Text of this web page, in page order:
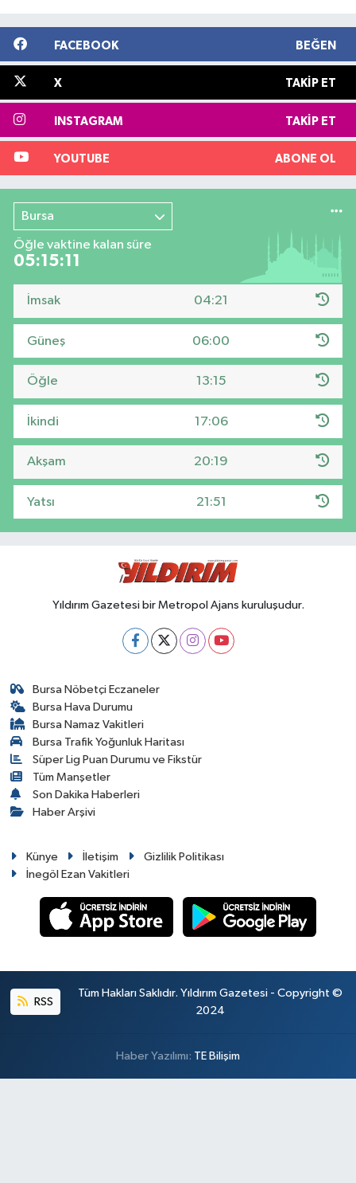
FACEBOOK BEĞEN
X TAKIP ET
INSTAGRAM TAKIP ET
YOUTUBE ABONE OL
Bursa
Öğle vaktine kalan süre
05:15:10
İmsak 04:21
Güneş 06:00
Öğle 13:15
İkindi 17:06
Akşam 20:19
Yatsı 21:51
Yıldırım Gazetesi bir Metropol Ajans kuruluşudur.
Bursa Nöbetçi Eczaneler
Bursa Hava Durumu
Bursa Namaz Vakitleri
Bursa Trafik Yoğunluk Haritası
Süper Lig Puan Durumu ve Fikstür
Tüm Manşetler
Son Dakika Haberleri
Haber Arşivi
Künye İletişim
Gizlilik Politikası
İnegöl Ezan Vakitleri
RSS
Tüm Hakları Saklıdır. Yıldırım Gazetesi - Copyright ©
2024
Haber Yazılımı: TE Bilişim